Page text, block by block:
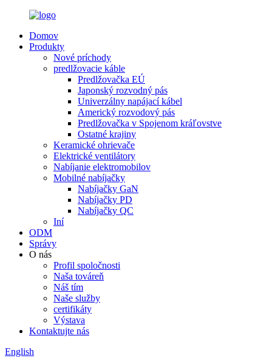
Domov
Produkty
Nové príchody
predlžovacie káble
Predlžovačka EÚ
Japonský rozvodný pás
Univerzálny napájací kábel
Americký rozvodový pás
Predlžovačka v Spojenom kráľovstve
Ostatné krajiny
Keramické ohrievače
Elektrické ventilátory
Nabíjanie elektromobilov
Mobilné nabíjačky
Nabíjačky GaN
Nabíjačky PD
Nabíjačky QC
Iní
ODM
Správy
O nás
Profil spoločnosti
Naša továreň
Náš tím
Naše služby
certifikáty
Výstava
Kontaktujte nás
English